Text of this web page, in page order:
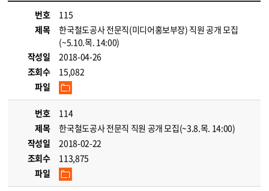
번호
115
제목
한국철도공사 전문직(미디어홍보부장) 직원 공개 모집
(~5.10.목. 14:00)
작성일
2018-04-26
조회수
15,082
파일
번호
114
제목
한국철도공사 전문직 직원 공개 모집(~3.8.목. 14:00)
작성일
2018-02-22
조회수
113,875
파일